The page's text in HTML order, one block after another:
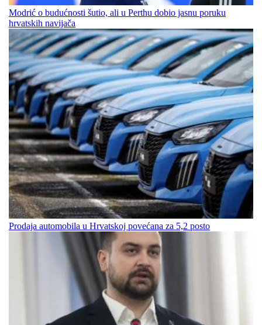
Modrić o budućnosti šutio, ali u Perthu dobio jasnu poruku
hrvatskih navijača
Prodaja automobila u Hrvatskoj povećana za 5,2 posto